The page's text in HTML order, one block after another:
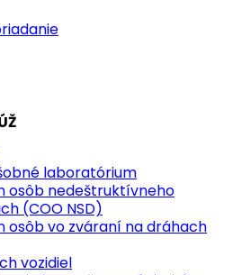
laboratórium
osôb nedeštruktívneho
(COO NSD)
osôb vo zváraní na dráhach
vozidiel